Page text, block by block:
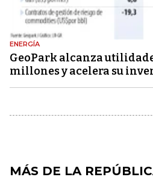
ENERGÍA
GeoPark alcanza
millones y acelera su
MÁS DE LA